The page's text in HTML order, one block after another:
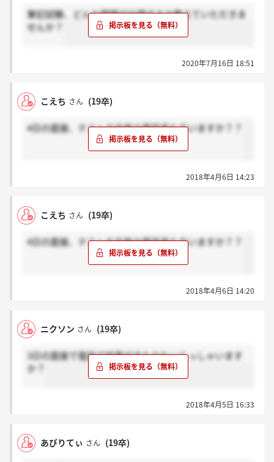
筆記試験、どんな問題が出題するか教えていただきま
せんか？
2020年7月16日 18:51
こえち さん (19卒)
4日の面接、テストの合格の電話来た方いますか？？
2018年4月6日 14:23
こえち さん (19卒)
4日の面接、テストの合格の電話来た方いますか？？
2018年4月6日 14:20
ニクソン さん (19卒)
3日の面接で電話で結果がきたかたいらっしゃいます
か？
2018年4月5日 16:33
あびりてぃ さん (19卒)